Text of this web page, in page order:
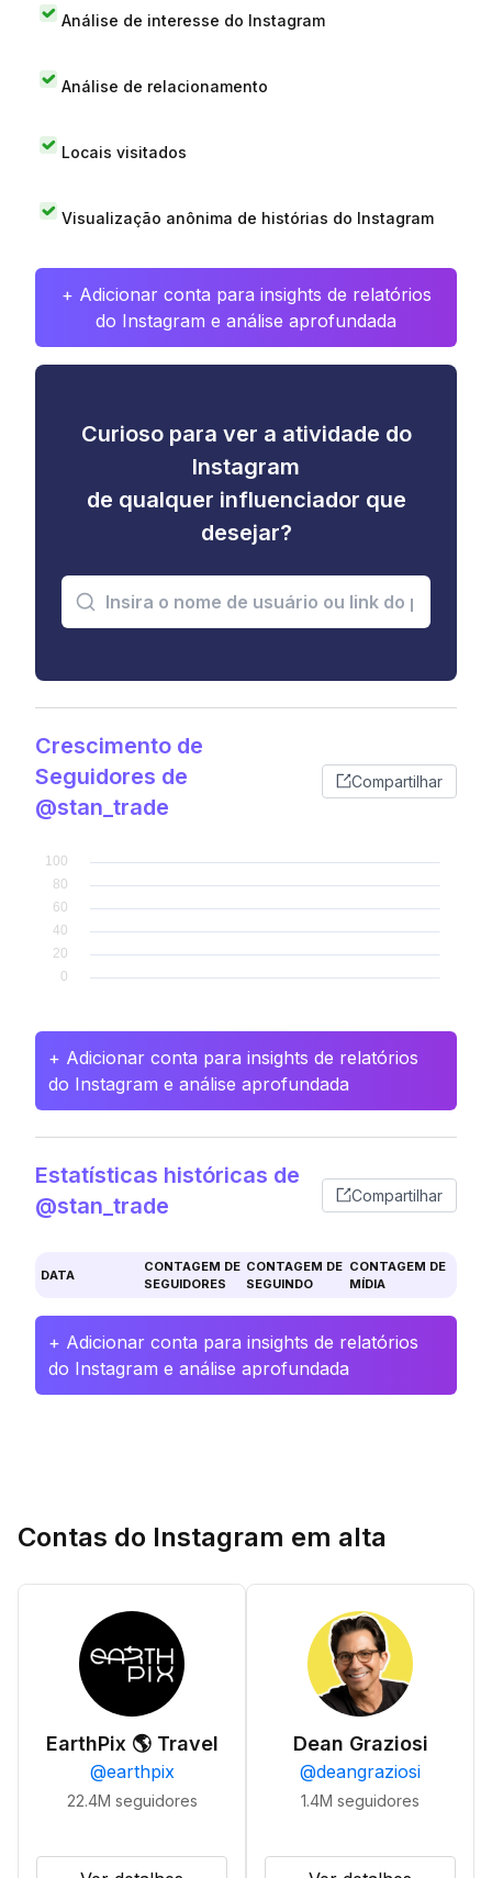
Análise de interesse do Instagram
Análise de relacionamento
Locais visitados
Visualização anônima de histórias do Instagram
+ Adicionar conta para insights de relatórios
do Instagram e análise aprofundada
Curioso para ver a atividade do
Instagram
de qualquer influenciador que
desejar?
Crescimento de
Seguidores de
@stan_trade
Compartilhar
+ Adicionar conta para insights de relatórios
do Instagram e análise aprofundada
Estatísticas históricas de
@stan_trade
Compartilhar
DATA
CONTAGEM DE
SEGUIDORES
CONTAGEM DE
SEGUINDO
CONTAGEM DE
MÍDIA
+ Adicionar conta para insights de relatórios
do Instagram e análise aprofundada
Contas do Instagram em alta
EarthPix 🌎 Travel
@earthpix
22.4M seguidores
Dean Graziosi
@deangraziosi
1.4M seguidores